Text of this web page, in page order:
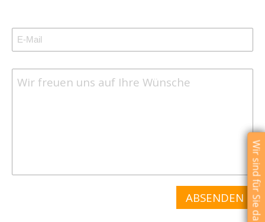
Wir sind für Sie da
Wir sind für Sie da